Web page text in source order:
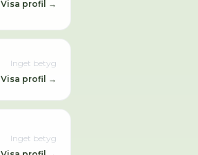
Visa profil →
Inget betyg
Visa profil →
Inget betyg